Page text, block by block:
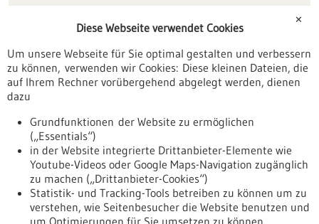
Veranstaltungen
Erscheinungsdatum
Nach oben
✕
Diese Webseite verwendet Cookies
Um unsere Webseite für Sie optimal gestalten und verbessern
zu können, verwenden wir Cookies: Diese kleinen Dateien, die
auf Ihrem Rechner vorübergehend abgelegt werden, dienen
dazu
Grundfunktionen der Website zu ermöglichen
(„Essentials“)
in der Website integrierte Drittanbieter-Elemente wie
Youtube-Videos oder Google Maps-Navigation zugänglich
zu machen („Drittanbieter-Cookies“)
Statistik- und Tracking-Tools betreiben zu können um zu
verstehen, wie Seitenbesucher die Website benutzen und
um Optimierungen für Sie umsetzen zu können